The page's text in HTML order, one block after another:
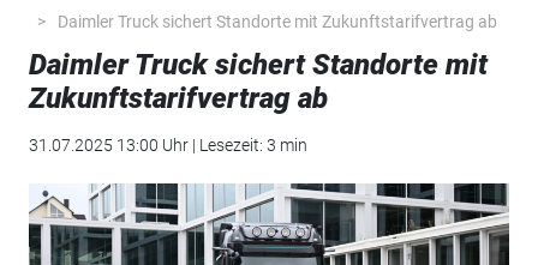
Daimler Truck sichert Standorte mit Zukunftstarifvertrag ab
Daimler Truck sichert Standorte mit
Zukunftstarifvertrag ab
31.07.2025 13:00 Uhr | Lesezeit: 3 min